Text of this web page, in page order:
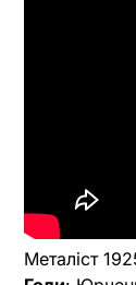
Металіст